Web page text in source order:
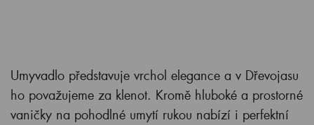
Umyvadlo představuje vrchol elegance a v Dřevojasu
ho považujeme za klenot. Kromě hluboké a prostorné
vaničky na pohodlné umytí rukou nabízí i perfektní